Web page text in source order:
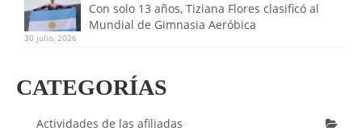
Con solo 13 años, Tiziana Flores clasificó al
Mundial de Gimnasia Aeróbica
30 julio, 2026
CATEGORÍAS
Actividades de las afiliadas